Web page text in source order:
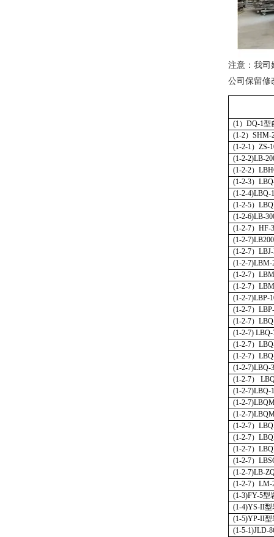
注意：我司
公司保留修
(1） DQ-1型
(1-2） SHM-
(1-2-1） ZS-
(1-2-2)LB-
(1-2-2）
(1-2-3）
(1-2-4)LBQ-
(1-2-5）
(1-2-6)LB-
(1-2-7） HF-3
(1-2-
(1-2-7）
(1-2-7)LBM-
(1-2-7）
(1-2-7）
(1-2-7)LBP-
(1-2-7）
(1-2-7）
(1-2-7) LBQ-
(1-2-7）
(1-2-7）
(1-2-7)LBQ-
(1-2-7）
(1-2-7)LBQ-
(1-2-
(1-2-
(1-2-7）
(1-2-7）
(1-2-7）
(1-2-7）
(1-2-7)LB-
(1-2-7） LM-
(1-3)FY-5型
(1-4)YS-II型
(1-5)YP-II型
(1-5-1)JLD-